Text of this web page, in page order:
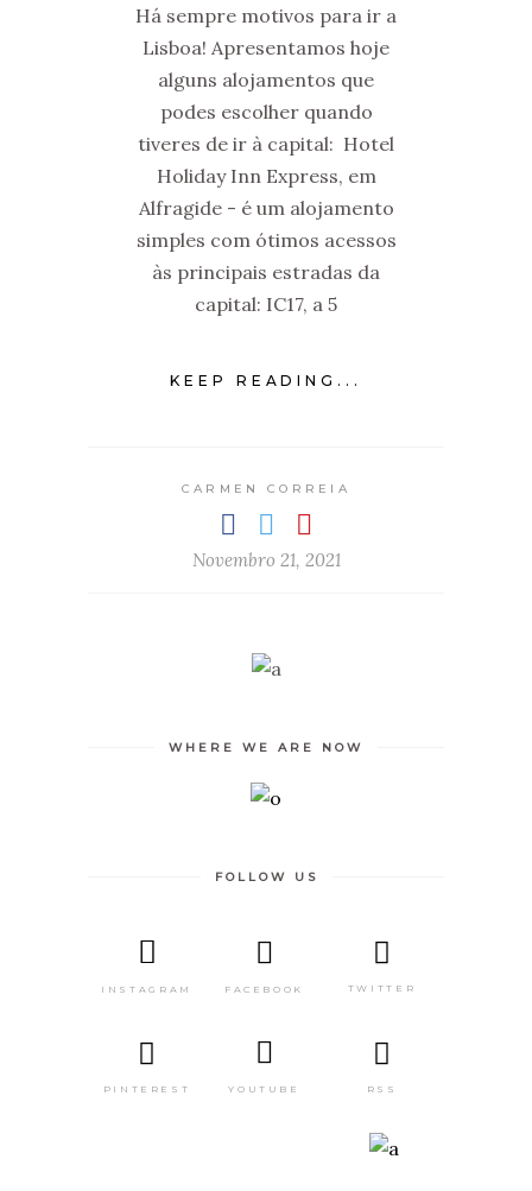
Há sempre motivos para ir a
Lisboa! Apresentamos hoje
alguns alojamentos que
podes escolher quando
tiveres de ir à capital: Hotel
Holiday Inn Express, em
Alfragide - é um alojamento
simples com ótimos acessos
às principais estradas da
capital: IC17, a 5
KEEP READING...
CARMEN CORREIA
Novembro 21, 2021
WHERE WE ARE NOW
FOLLOW US
INSTAGRAM FACEBOOK TWITTER
PINTEREST YOUTUBE RSS